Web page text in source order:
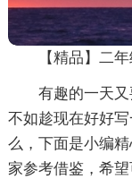
【精品】二
有趣的一天
不如趁现在好好
么，下面是小编
家参考借鉴，希望